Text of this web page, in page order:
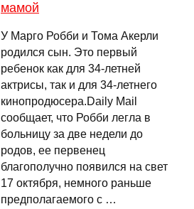
мамой
У Марго Робби и Тома Акерли
родился сын. Это первый
ребенок как для 34-летней
актрисы, так и для 34-летнего
кинопродюсера.Daily Mail
сообщает, что Робби легла в
больницу за две недели до
родов, ее первенец
благополучно появился на свет
17 октября, немного раньше
предполагаемого с …